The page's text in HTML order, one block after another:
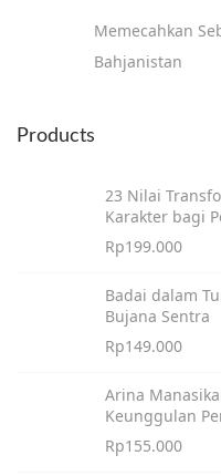
Memecahkan
Bahjanistan
Products
23 Nilai
Karakter bagi
Rp199.000
Badai dalam
Bujana Sentra
Rp149.000
Arina
Keunggulan
Rp155.000